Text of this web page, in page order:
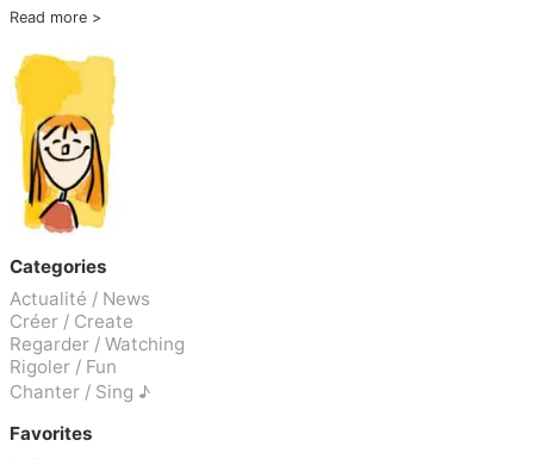
Read more
Categories
Actualité / News
Créer / Create
Regarder / Watching
Rigoler / Fun
Chanter / Sing ♪
Favorites